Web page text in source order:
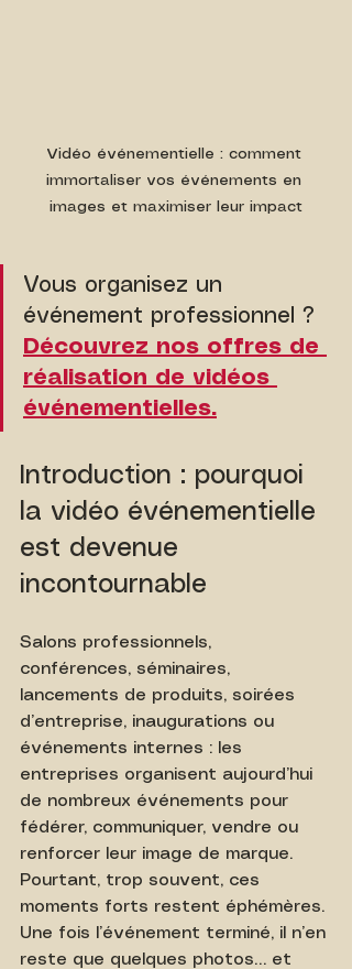
Vidéo événementielle : comment
immortaliser vos événements en
images et maximiser leur impact
Vous organisez un
événement professionnel ?
Découvrez nos offres de
réalisation de vidéos
événementielles.
Introduction : pourquoi
la vidéo événementielle
est devenue
incontournable
Salons professionnels,
conférences, séminaires,
lancements de produits, soirées
d’entreprise, inaugurations ou
événements internes : les
entreprises organisent aujourd’hui
de nombreux événements pour
fédérer, communiquer, vendre ou
renforcer leur image de marque.
Pourtant, trop souvent, ces
moments forts restent éphémères.
Une fois l’événement terminé, il n’en
reste que quelques photos… et